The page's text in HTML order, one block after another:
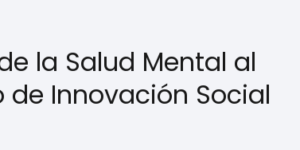
la Salud Mental al
de Innovación Social